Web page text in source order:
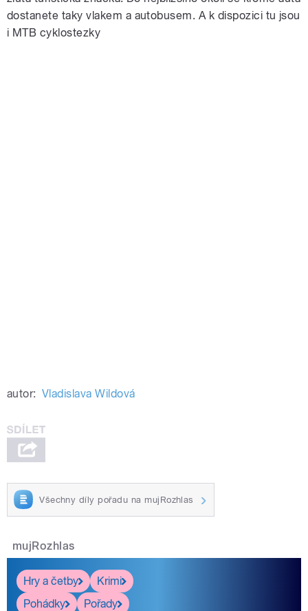
dostanete taky vlakem a autobusem. A k dispozici tu jsou
i MTB cyklostezky
autor: Vladislava Wildová
Všechny díly pořadu na mujRozhlas
mujRozhlas
Hry a četby
Krimi
Pohádky
Pořady